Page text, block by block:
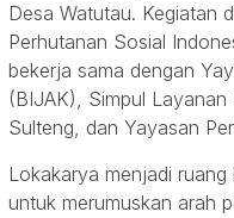
Desa Watutau. Kegiatan
Perhutanan Sosial
bekerja sama dengan
(BIJAK), Simpul
Sulteng, dan Yayasan
Lokakarya menjadi
untuk merumuskan arah